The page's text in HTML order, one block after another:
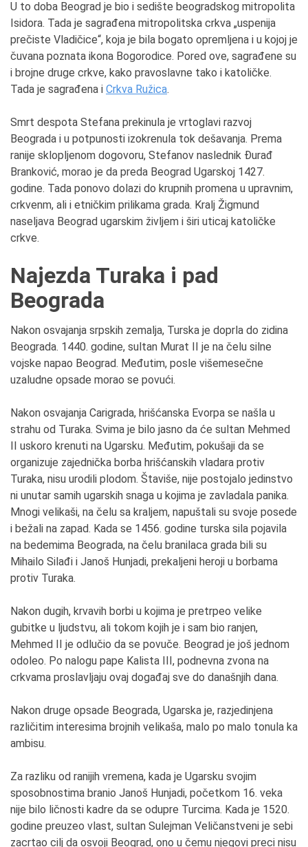
U to doba Beograd je bio i sedište beogradskog mitropolita
Isidora. Tada je sagrađena mitropolitska crkva „uspenija
prečiste Vladičice“, koja je bila bogato opremljena i u kojoj je
čuvana poznata ikona Bogorodice. Pored ove, sagrađene su
i brojne druge crkve, kako pravoslavne tako i katoličke.
Tada je sagrađena i Crkva Ružica.
Smrt despota Stefana prekinula je vrtoglavi razvoj
Beograda i u potpunosti izokrenula tok dešavanja. Prema
ranije sklopljenom dogovoru, Stefanov naslednik Đurađ
Branković, morao je da preda Beograd Ugarskoj 1427.
godine. Tada ponovo dolazi do krupnih promena u upravnim,
crkvenm, ali i etničkim prilikama grada. Kralj Žigmund
naseljava Beograd ugarskim življem i širi uticaj katoličke
crkve.
Najezda Turaka i pad
Beograda
Nakon osvajanja srpskih zemalja, Turska je doprla do zidina
Beograda. 1440. godine, sultan Murat II je na čelu silne
vojske napao Beograd. Međutim, posle višemesečne
uzaludne opsade morao se povući.
Nakon osvajanja Carigrada, hrišćanska Evorpa se našla u
strahu od Turaka. Svima je bilo jasno da će sultan Mehmed
II uskoro krenuti na Ugarsku. Međutim, pokušaji da se
organizuje zajednička borba hrišćanskih vladara protiv
Turaka, nisu urodili plodom. Štaviše, nije postojalo jedinstvo
ni unutar samih ugarskih snaga u kojima je zavladala panika.
Mnogi velikaši, na čelu sa kraljem, napuštali su svoje posede
i bežali na zapad. Kada se 1456. godine turska sila pojavila
na bedemima Beograda, na čelu branilaca grada bili su
Mihailo Silađi i Janoš Hunjadi, prekaljeni heroji u borbama
protiv Turaka.
Nakon dugih, krvavih borbi u kojima je pretrpeo velike
gubitke u ljudstvu, ali tokom kojih je i sam bio ranjen,
Mehmed II je odlučio da se povuče. Beograd je još jednom
odoleo. Po nalogu pape Kalista III, podnevna zvona na
crkvama proslavljaju ovaj događaj sve do današnjih dana.
Nakon druge opsade Beograda, Ugarska je, razjedinjena
različitim interesima brojnih velikaša, malo po malo tonula ka
ambisu.
Za razliku od ranijih vremena, kada je Ugarsku svojim
sposobnostima branio Janoš Hunjadi, početkom 16. veka
nije bilo ličnosti kadre da se odupre Turcima. Kada je 1520.
godine preuzeo vlast, sultan Sulejman Veličanstveni je sebi
zacrtao cilj da osvoji Beograd, ono u čemu njegovi preci nisu